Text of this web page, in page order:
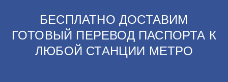
БЕСПЛАТНО ДОСТАВИМ
ГОТОВЫЙ ПЕРЕВОД ПАСПОРТА К
ЛЮБОЙ СТАНЦИИ МЕТРО